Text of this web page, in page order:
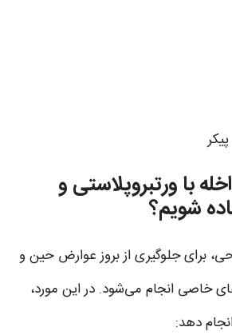
با ورتبروپلاستی و
شویم؟
برای جلوگیری از بروز عوارض حین و
خاصی انجام می‌شود. در این مورد،
انجام دهد: